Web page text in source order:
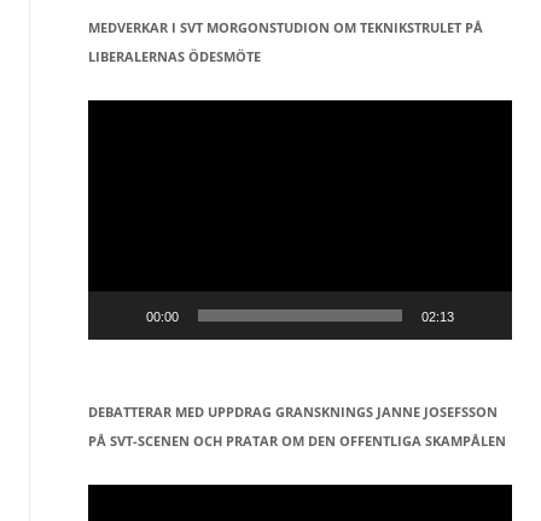
MEDVERKAR I SVT MORGONSTUDION OM TEKNIKSTRULET PÅ
LIBERALERNAS ÖDESMÖTE
Videospelare
00:00 02:13
DEBATTERAR MED UPPDRAG GRANSKNINGS JANNE JOSEFSSON
PÅ SVT-SCENEN OCH PRATAR OM DEN OFFENTLIGA SKAMPÅLEN
Videospelare